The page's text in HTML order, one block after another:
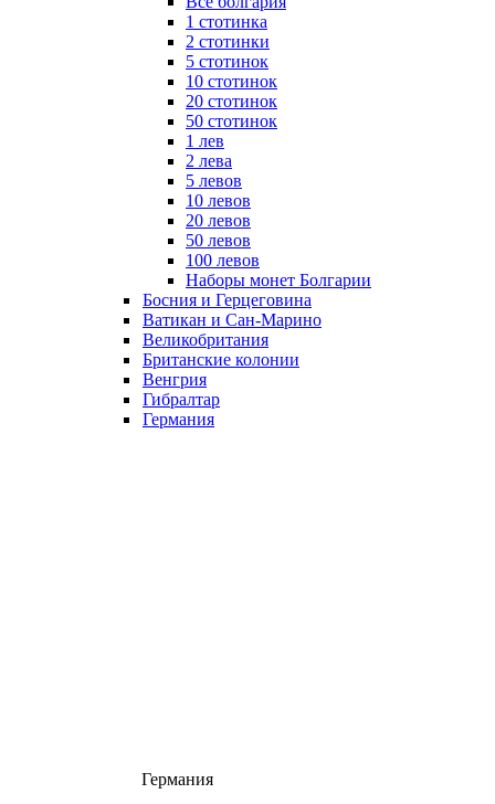
1 стотинка
2 стотинки
5 стотинок
10 стотинок
20 стотинок
50 стотинок
1 лев
2 лева
5 левов
10 левов
20 левов
50 левов
100 левов
Наборы монет Болгарии
Босния и Герцеговина
Ватикан и Сан-Марино
Великобритания
Британские колонии
Венгрия
Гибралтар
Германия
Германия